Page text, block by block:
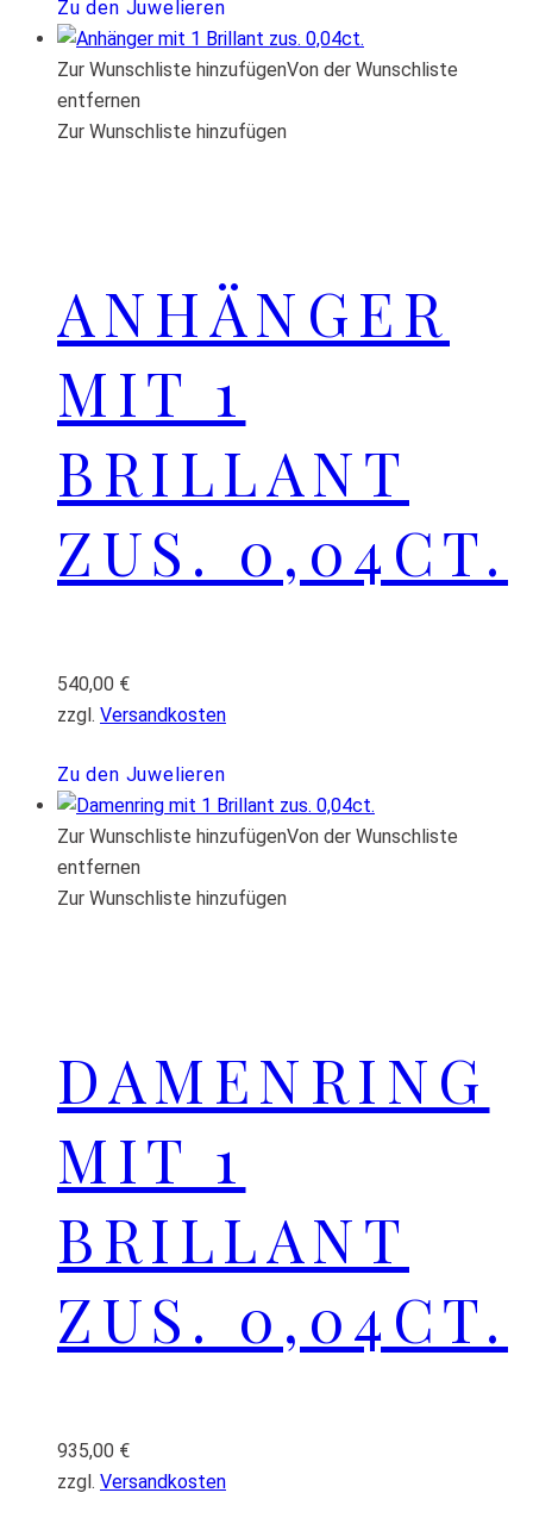
Zu den Juwelieren
Zur Wunschliste hinzufügenVon der Wunschliste
entfernen
Zur Wunschliste hinzufügen
ANHÄNGER
MIT 1
BRILLANT
ZUS. 0,04CT.
540,00 €
zzgl. Versandkosten
Zu den Juwelieren
Zur Wunschliste hinzufügenVon der Wunschliste
entfernen
Zur Wunschliste hinzufügen
DAMENRING
MIT 1
BRILLANT
ZUS. 0,04CT.
935,00 €
zzgl. Versandkosten